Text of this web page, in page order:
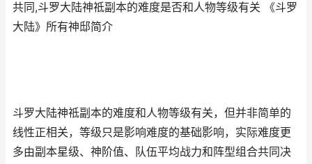
共同,斗罗大陆神祗副本的难度是否和人物等级有关 《斗罗
大陆》所有神邸简介
斗罗大陆神祗副本的难度和人物等级有关，但并非简单的
线性正相关，等级只是影响难度的基础影响，实际难度更
多由副本星级、神阶值、队伍平均战力和阵型组合共同决